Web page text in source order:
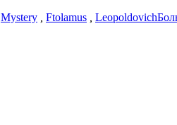
Mystery Ftolamus Leopoldovich